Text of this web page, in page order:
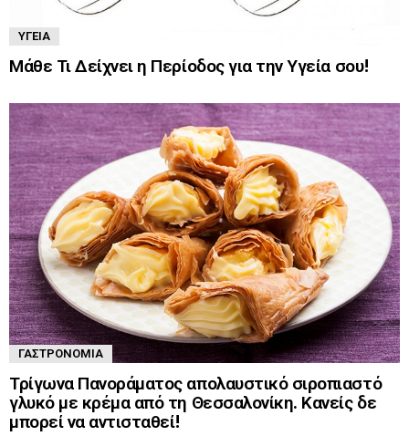
ΥΓΕΊΑ
Μάθε Τι Δείχνει η Περίοδος για την Υγεία σου!
ΓΑΣΤΡΟΝΟΜΊΑ
Τρίγωνα Πανοράματος απολαυστικό σιροπιαστό
γλυκό με κρέμα από τη Θεσσαλονίκη. Κανείς δε
μπορεί να αντισταθεί!